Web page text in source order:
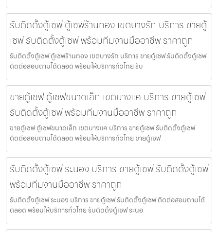
รับติดตั้งตู้เซฟ ตู้เซฟร้านทอง เขตบางรัก บริการ ขายตู้
เซฟ รับติดตั้งตู้เซฟ พร้อมทีมงานมืออาชีพ ราคาถูก
รับติดตั้งตู้เซฟ ตู้เซฟร้านทอง เขตบางรัก บริการ ขายตู้เซฟ รับติดตั้งตู้เซฟ
ติดต่อสอบถามได้ตลอด พร้อมให้บริการทั่วไทย รับ
ขายตู้เซฟ ตู้เซฟขนาดเล็ก เขตบางแค บริการ ขายตู้เซฟ
รับติดตั้งตู้เซฟ พร้อมทีมงานมืออาชีพ ราคาถูก
ขายตู้เซฟ ตู้เซฟขนาดเล็ก เขตบางแค บริการ ขายตู้เซฟ รับติดตั้งตู้เซฟ
ติดต่อสอบถามได้ตลอด พร้อมให้บริการทั่วไทย ขายตู้เซฟ
รับติดตั้งตู้เซฟ ระนอง บริการ ขายตู้เซฟ รับติดตั้งตู้เซฟ
พร้อมทีมงานมืออาชีพ ราคาถูก
รับติดตั้งตู้เซฟ ระนอง บริการ ขายตู้เซฟ รับติดตั้งตู้เซฟ ติดต่อสอบถามได้
ตลอด พร้อมให้บริการทั่วไทย รับติดตั้งตู้เซฟ ระนอ